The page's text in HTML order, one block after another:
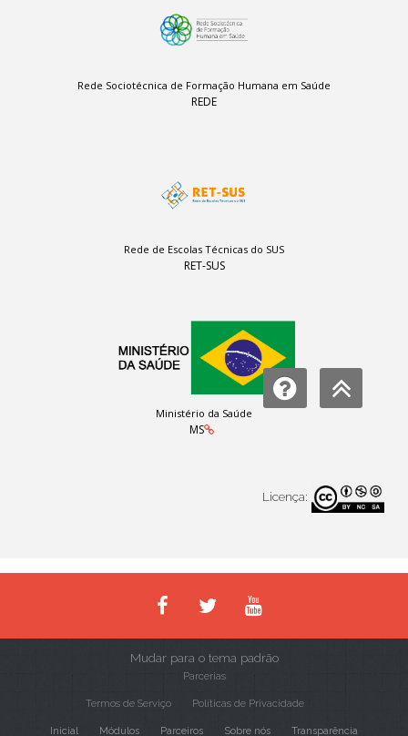
Rede Sociotécnica de Formação Humana em Saúde
REDE
Rede de Escolas Técnicas do SUS
RET-SUS
Ministério da Saúde
MS
Licença:
Mudar para o tema padrão
Parcerias
Termos de Serviço Políticas de Privacidade
Inicial Módulos Parceiros Sobre nós Transparência